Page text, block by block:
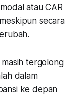
atau CAR
secara
masih tergolong
dalam
ke depan